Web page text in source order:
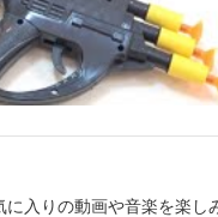
に入りの動画や音楽を楽